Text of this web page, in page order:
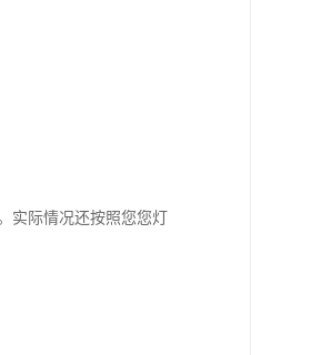
实际情况还按照您您灯